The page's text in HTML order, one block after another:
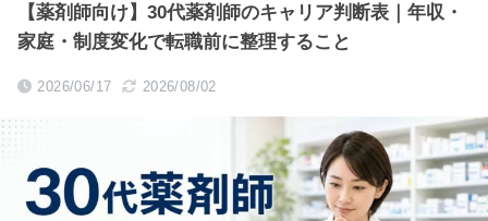
【薬剤師向け】30代薬剤師のキャリア判断表｜年収・
家庭・制度変化で転職前に整理すること
2026/06/17 2026/08/02